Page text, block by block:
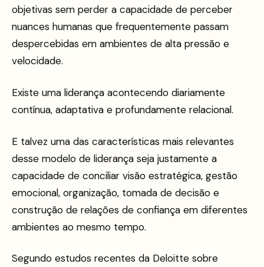
objetivas sem perder a capacidade de perceber
nuances humanas que frequentemente passam
despercebidas em ambientes de alta pressão e
velocidade.
Existe uma liderança acontecendo diariamente
contínua, adaptativa e profundamente relacional.
E talvez uma das características mais relevantes
desse modelo de liderança seja justamente a
capacidade de conciliar visão estratégica, gestão
emocional, organização, tomada de decisão e
construção de relações de confiança em diferentes
ambientes ao mesmo tempo.
Segundo estudos recentes da Deloitte sobre